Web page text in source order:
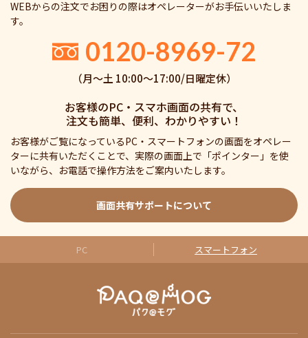
WEBからの注文でお困りの際はオペレーターがお手伝いいたしま
す。
0120-8969-72
（月〜土 10:00〜17:00/日曜定休）
お客様のPC・スマホ画面の共有で、
注文も簡単、便利、わかりやすい！
お客様がご覧になっているPC・スマートフォンの画面をオペレー
ターに共有いただくことで、実際の画面上で「ポインター」を使
いながら、お電話で操作方法をご案内いたします。
画面共有サポートについて
PC スマートフォン